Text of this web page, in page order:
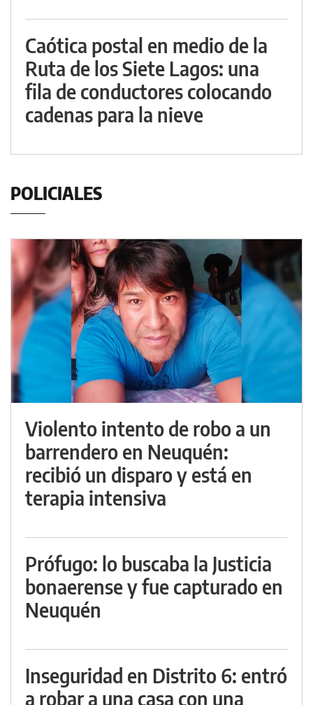
Caótica postal en medio de la
Ruta de los Siete Lagos: una
fila de conductores colocando
cadenas para la nieve
POLICIALES
Violento intento de robo a un
barrendero en Neuquén:
recibió un disparo y está en
terapia intensiva
Prófugo: lo buscaba la Justicia
bonaerense y fue capturado en
Neuquén
Inseguridad en Distrito 6: entró
a robar a una casa con una